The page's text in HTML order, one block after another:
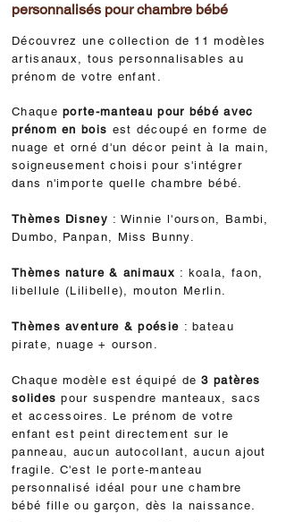
personnalisés pour chambre bébé
Découvrez une collection de 11 modèles
artisanaux, tous personnalisables au
prénom de votre enfant.
Chaqueporte-manteau pour bébé avec
prénom en bois est découpé en forme de
nuage et orné d'un décor peint à la main,
soigneusement choisi pour s'intégrer
dans n'importe quelle chambre bébé.
Thèmes Disney : Winnie l'ourson, Bambi,
Dumbo, Panpan, Miss Bunny.
Thèmes nature & animaux : koala, faon,
libellule (Lilibelle), mouton Merlin.
Thèmes aventure & poésie : bateau
pirate, nuage + ourson.
Chaque modèle est équipé de3 patères
solidespour suspendre manteaux, sacs
et accessoires. Le prénom de votre
enfant est peint directement sur le
panneau, aucun autocollant, aucun ajout
fragile. C'est le porte-manteau
personnalisé idéal pour une chambre
bébé fille ou garçon, dès la naissance.